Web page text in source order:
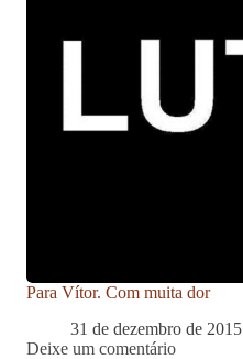
Para Vítor. Com muita dor
31 de dezembro de 2015
Deixe um comentário